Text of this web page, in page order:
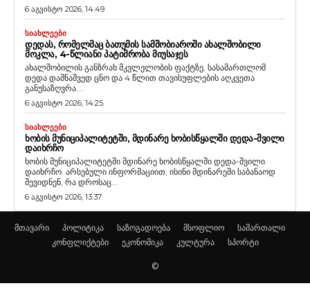
6 აგვისტო 2026, 14:49
ᲡᲘᲐᲮᲚᲔᲔᲑᲘ
ᲓᲔᲓᲐᲡ, ᲠᲝᲛᲔᲚᲛᲐᲪ ᲑᲐᲗᲣᲛᲘᲡ ᲡᲐᲛᲨᲝᲑᲘᲐᲠᲝᲨᲘ ᲐᲮᲐᲚᲨᲝᲑᲘᲚᲘ
ᲛᲝᲙᲚᲐ, 4-ᲬᲚᲘᲐᲜᲘ ᲞᲐᲢᲘᲛᲠᲝᲑᲐ ᲛᲘᲣᲡᲐᲯᲔᲡ
ახალშობილის განზრახ მკვლელობის ფაქტზე, სასამართლომ
დედა დამნაშვედ ცნო და 4 წლით თავისუფლების აღკვეთა
განუსაზღვრა....
6 აგვისტო 2026, 14:25
ᲡᲘᲐᲮᲚᲔᲔᲑᲘ
ᲮᲝᲑᲘᲡ ᲛᲣᲜᲘᲪᲘᲞᲐᲚᲘᲢᲔᲢᲨᲘ, ᲛᲓᲘᲜᲐᲠᲔ ᲮᲝᲑᲘᲡᲬᲧᲐᲚᲨᲘ ᲓᲔᲓᲐ-ᲨᲕᲘᲚᲘ
ᲓᲐᲘᲮᲠᲩᲝ
ხობის მუნიციპალიტეტში მდინარე ხობისწყალში დედა-შვილი
დაიხრჩო. არსებული ინფორმაციით, ისინი მდინარეში საბანაოდ
შევიდნენ, რა დროსაც...
6 აგვისტო 2026, 13:37
მთავარი პოლიტიკა საზოგადოება მსოფლიო
სამართალი
კონფლიქტები
ეკონომიკა კულტურა სპორტი
©